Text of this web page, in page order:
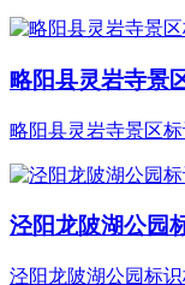
略阳县灵岩寺景
略阳县灵岩寺景区
泾阳龙陂湖公园
泾阳龙陂湖公园标